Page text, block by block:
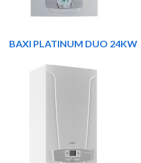
BAXI PLATINUM DUO 24KW